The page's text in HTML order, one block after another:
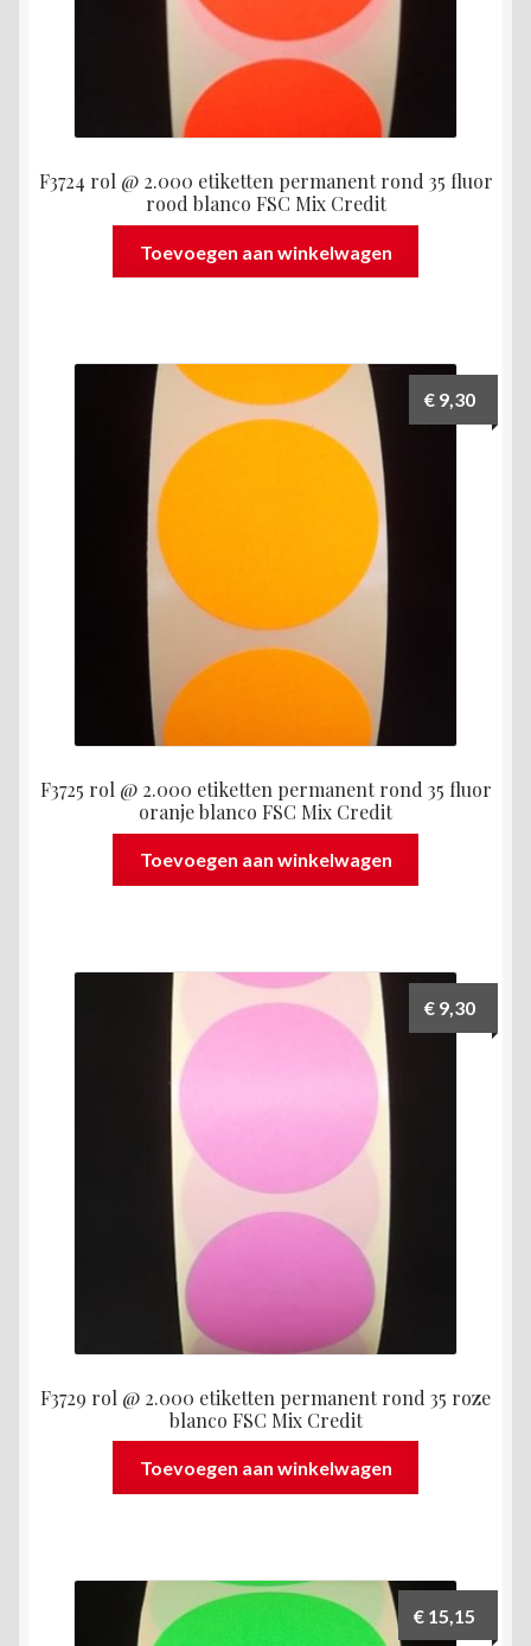
F3724 rol @ 2.000 etiketten permanent rond 35 fluor
rood blanco FSC Mix Credit
Toevoegen aan winkelwagen
F3725 rol @ 2.000 etiketten permanent rond 35 fluor
oranje blanco FSC Mix Credit
€ 9,30
Toevoegen aan winkelwagen
F3729 rol @ 2.000 etiketten permanent rond 35 roze
blanco FSC Mix Credit
€ 9,30
Toevoegen aan winkelwagen
€ 15,15